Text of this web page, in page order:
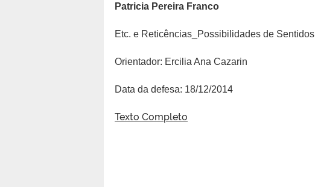
Patricia Pereira Franco
Etc. e Reticências_Possibilidades de Sentidos
Orientador: Ercilia Ana Cazarin
Data da defesa: 18/12/2014
Texto Completo